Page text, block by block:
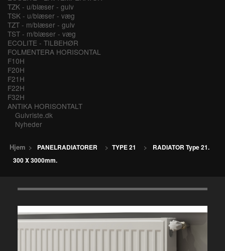
TZK - u/blæser - gulv
TSK - u/blæser - væg
TZT - m/blæser - gulv
TST - m/blæser - væg
ECOLITE - TILBEHØR
FOLMENTERA HORISONTAL
F10H
F20H
F21H
F22H
F32H
ANTIKA HORISONTALT
Gulvriste.dk
Nyheder
Hjem > PANELRADIATORER > TYPE 21 >
RADIATOR Type 21.
300 X 3000mm.